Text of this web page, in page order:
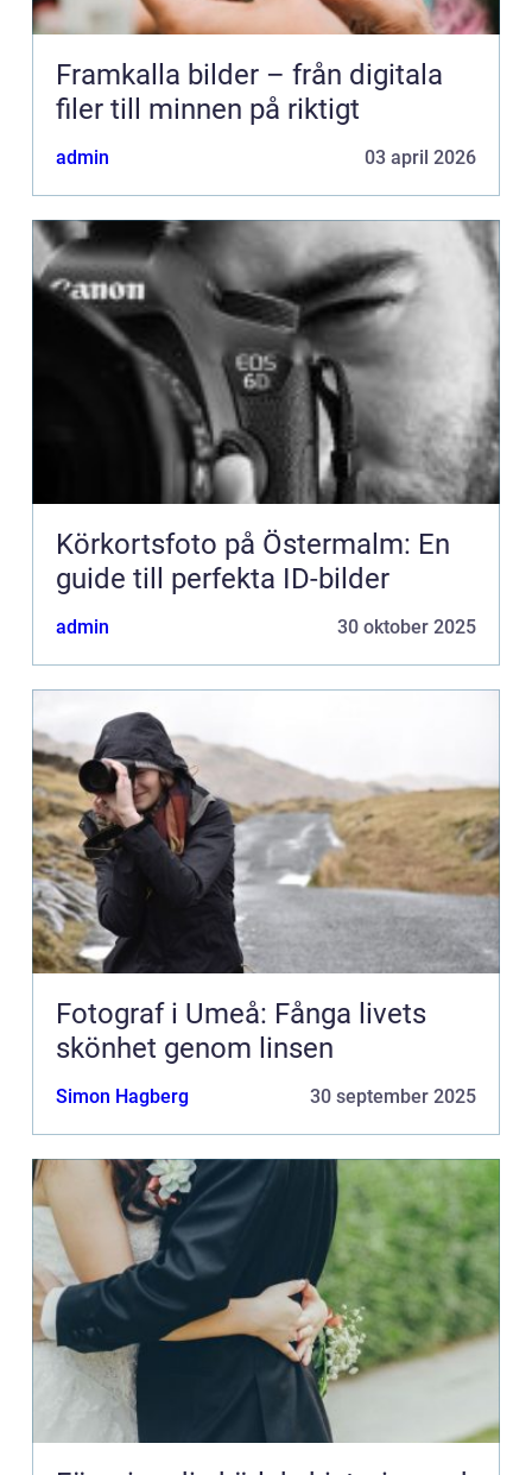
Framkalla bilder – från digitala
filer till minnen på riktigt
admin 03 april 2026
Körkortsfoto på Östermalm: En
guide till perfekta ID-bilder
admin 30 oktober 2025
Fotograf i Umeå: Fånga livets
skönhet genom linsen
Simon Hagberg 30 september 2025